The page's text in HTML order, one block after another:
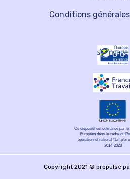
Conditions
Ce dispositif est cofinancé par le
Européen dans le cadre du
opérationnel national "Emploi
2014-2020
Copyright 2021 © propulsé par